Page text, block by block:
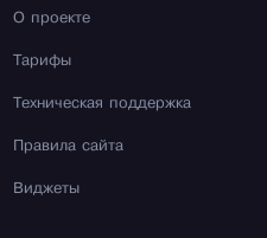
О проекте
Тарифы
Техническая поддержка
Правила сайта
Виджеты